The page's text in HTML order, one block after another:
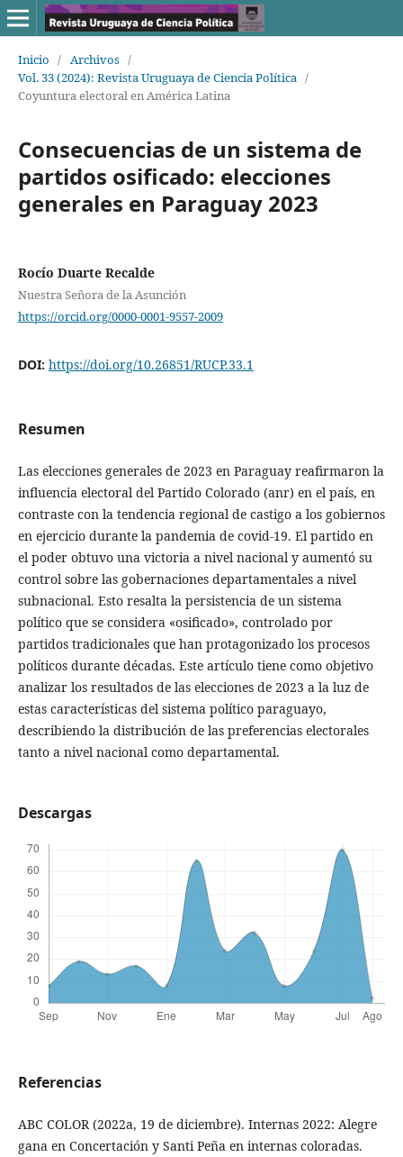
Inicio / Archivos /
Vol. 33 (2024): Revista Uruguaya de Ciencia Política /
Coyuntura electoral en América Latina
Consecuencias de un sistema de
partidos osificado: elecciones
generales en Paraguay 2023
Rocío Duarte Recalde
Nuestra Señora de la Asunción
https://orcid.org/0000-0001-9557-2009
DOI: https://doi.org/10.26851/RUCP.33.1
Resumen
Las elecciones generales de 2023 en Paraguay reafirmaron la
influencia electoral del Partido Colorado (anr) en el país, en
contraste con la tendencia regional de castigo a los gobiernos
en ejercicio durante la pandemia de covid‑19. El partido en
el poder obtuvo una victoria a nivel nacional y aumentó su
control sobre las gobernaciones departamentales a nivel
subnacional. Esto resalta la persistencia de un sistema
político que se considera «osificado», controlado por
partidos tradicionales que han protagonizado los procesos
políticos durante décadas. Este artículo tiene como objetivo
analizar los resultados de las elecciones de 2023 a la luz de
estas características del sistema político paraguayo,
describiendo la distribución de las preferencias electorales
tanto a nivel nacional como departamental.
Descargas
Referencias
ABC COLOR (2022a, 19 de diciembre). Internas 2022: Alegre
gana en Concertación y Santi Peña en internas coloradas.